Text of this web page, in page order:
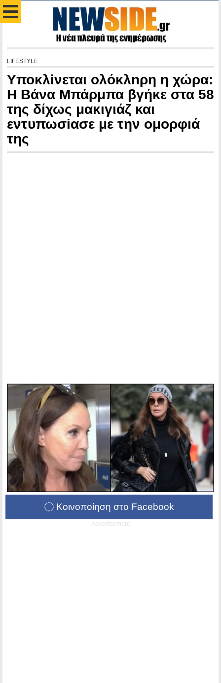
LIFESTYLE
Υποκλiνεται ολόκλnρη η χώρα:
Η Βάνα Μπάρμπα βγήκε στα 58
της δίχως μακιγιάζ και
εντυπωσiασε με την ομορφıά
της
Κοινοποίηση στο Facebook
Advertisement